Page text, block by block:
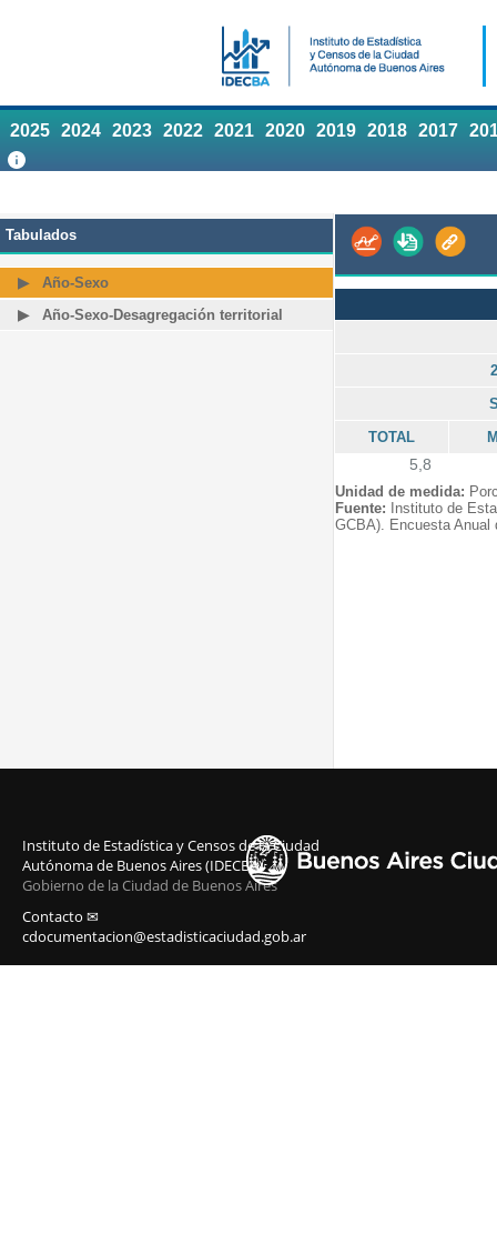
2025 2024 2023 2022 2021 2020 2019 2018 2017
Tabulados
Año-Sexo
Año-Sexo-Desagregación territorial
TOTAL
5,8
Unidad de medida:
Fuente: Instituto de
GCBA). Encuesta Anual
Instituto de Estadística y Censos de la Ciudad
Autónoma de Buenos Aires (IDECBA)
Gobierno de la Ciudad de Buenos Aires
Contacto ✉
cdocumentacion@estadisticaciudad.gob.ar